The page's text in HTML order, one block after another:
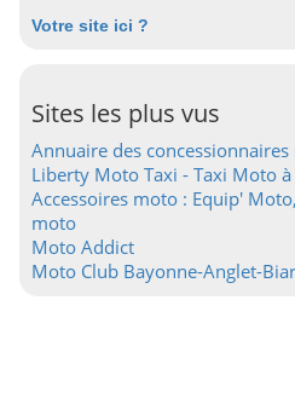
Votre site ici ?
Sites les plus vus
Annuaire des
Liberty Moto Taxi - Taxi Moto à
Accessoires moto : Equip'
moto
Moto Addict
Moto Club Bayonne-Anglet-